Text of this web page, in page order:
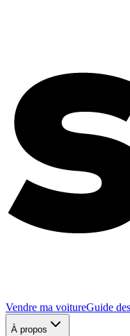
Vendre ma voitureGuide
À propos